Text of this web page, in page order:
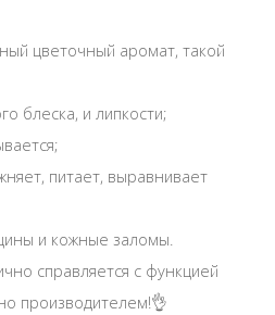
цветочный аромат, такой
блеска, и липкости;
питает, выравнивает
и кожные заломы.
справляется с функцией
производителем!👌